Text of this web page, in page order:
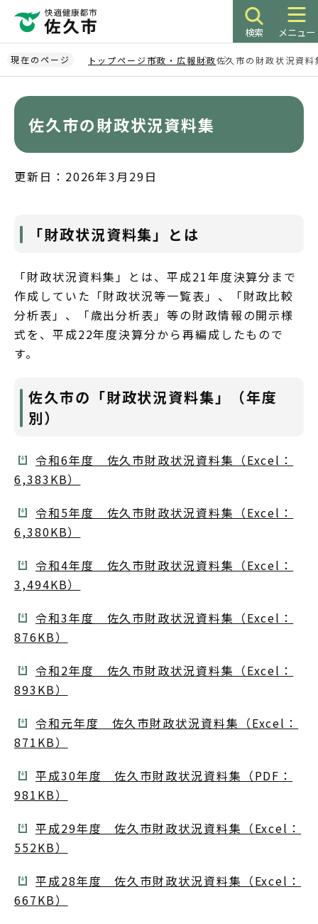
ペ
ー
ジ
検索 メニュー
現在のページ トップページ 市政・広報財政佐久市の財政状況資料
佐久市の財政状況資料集
更新日：2026年3月29日
「財政状況資料集」とは
「財政状況資料集」とは、平成21年度決算分まで
作成していた「財政状況等一覧表」、「財政比較
分析表」、「歳出分析表」等の財政情報の開示様
式を、平成22年度決算分から再編成したもので
す。
佐久市の「財政状況資料集」（年度
別）
令和6年度 佐久市財政状況資料集（Excel：
6,383KB）
令和5年度 佐久市財政状況資料集（Excel：
6,380KB）
令和4年度 佐久市財政状況資料集（Excel：
3,494KB）
令和3年度 佐久市財政状況資料集（Excel：
876KB）
令和2年度 佐久市財政状況資料集（Excel：
893KB）
令和元年度 佐久市財政状況資料集（Excel：
871KB）
平成30年度 佐久市財政状況資料集（PDF：
981KB）
平成29年度 佐久市財政状況資料集（Excel：
552KB）
平成28年度 佐久市財政状況資料集（Excel：
667KB）